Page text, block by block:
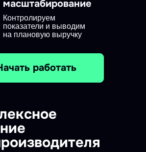
масштабирование
Контролируем
показатели и выводим
на плановую выручку
работать